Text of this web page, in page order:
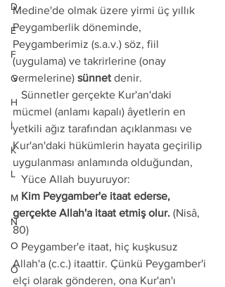
D
E
F
G
H
İ
K
L
M
N
O
Ö
Medine'de olmak üzere yirmi üç yıllık
Peygamberlik döneminde,
Peygamberimiz (s.a.v.) söz, fiil
(uygulama) ve takrirlerine (onay
vermelerine) sünnet denir.
mücmel (anlamı kapalı) âyetlerin en
yetkili ağız tarafından açıklanması ve
Kur'an'daki hükümlerin hayata geçirilip
uygulanması anlamında olduğundan,
   Yüce Allah buyuruyor:
   Kim Peygamber'e itaat ederse,
gerçekte Allah'a itaat etmiş olur. (Nisâ,
80)
   Peygamber'e itaat, hiç kuşkusuz
Allah'a (c.c.) itaattir. Çünkü Peygamber'i
elçi olarak gönderen, ona Kur'an'ı